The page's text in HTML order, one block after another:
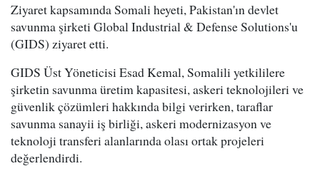
Ziyaret kapsamında Somali heyeti, Pakistan'ın devlet
savunma şirketi Global Industrial & Defense Solutions'u
(GIDS) ziyaret etti.
GIDS Üst Yöneticisi Esad Kemal, Somalili yetkililere
şirketin savunma üretim kapasitesi, askeri teknolojileri ve
güvenlik çözümleri hakkında bilgi verirken, taraflar
savunma sanayii iş birliği, askeri modernizasyon ve
teknoloji transferi alanlarında olası ortak projeleri
değerlendirdi.